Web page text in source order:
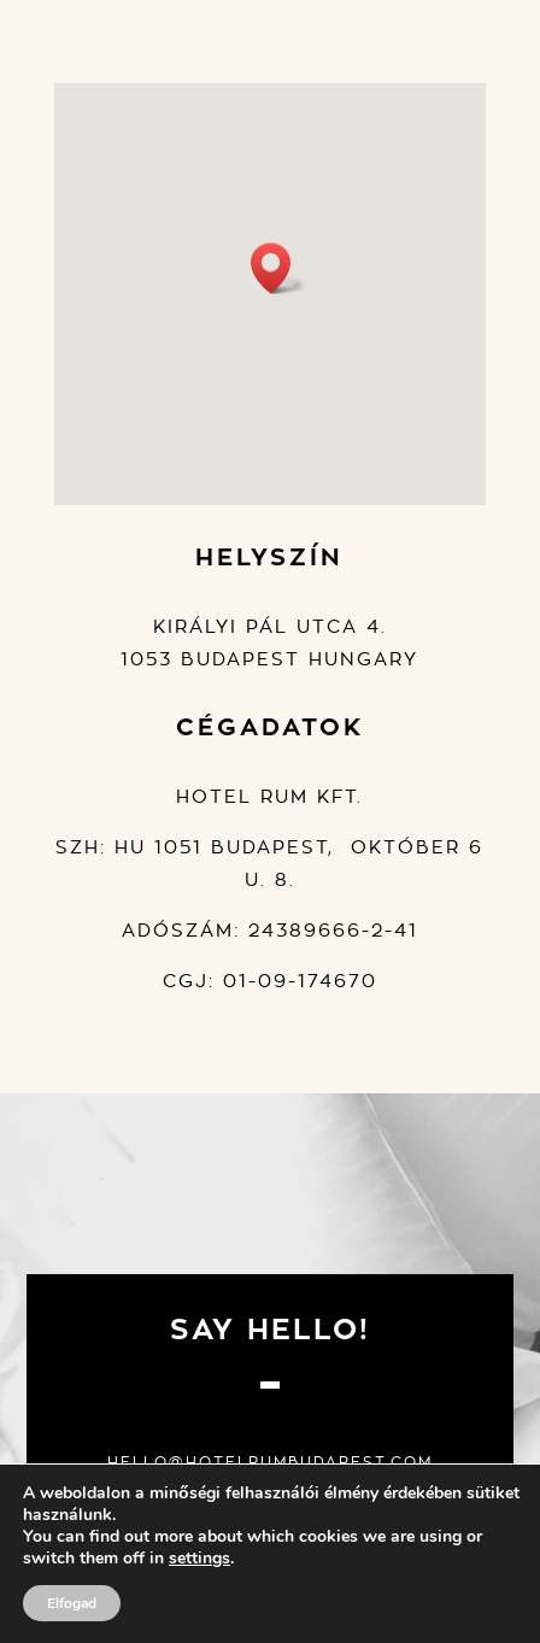
HELYSZÍN
KIRÁLYI PÁL UTCA 4.
1053 BUDAPEST HUNGARY
CÉGADATOK
HOTEL RUM KFT.
SZH: HU 1051 BUDAPEST, OKTÓBER 6
U. 8.
ADÓSZÁM: 24389666-2-41
CGJ: 01-09-174670
SAY HELLO!
HELLO@HOTELRUMBUDAPEST.COM
+36 1 424 9060
A weboldalon a minőségi felhasználói élmény érdekében sütiket
használunk.
You can find out more about which cookies we are using or
switch them off in settings.
Elfogad